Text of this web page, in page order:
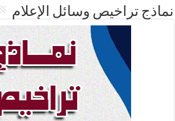
نماذج تراخيص وسائل الإعلام